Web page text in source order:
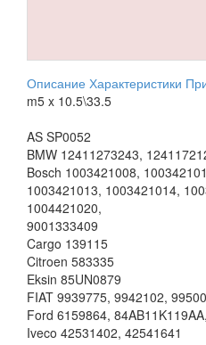
Описание Характеристики
m5 x 10.5\33.5
AS SP0052
BMW 12411273243,
Bosch 1003421008,
1003421013, 1003421014,
1004421020,
9001333409
Cargo 139115
Citroen 583335
Eksin 85UN0879
FIAT 9939775, 9942102,
Ford 6159864,
Iveco 42531402, 42541641